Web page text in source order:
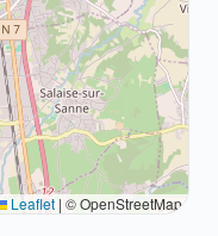
Leaflet | © OpenStreetMap